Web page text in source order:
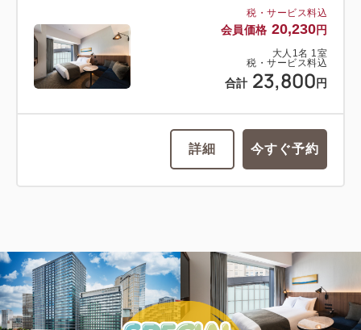
税・サービス料込
会員価格 20,230円
大人 1 名 1 室
税・サービス料込
合計 23,800 円
詳細 今すぐ予約